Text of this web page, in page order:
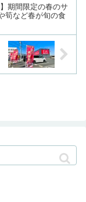
期間限定の春のサ
筍など春が旬の食